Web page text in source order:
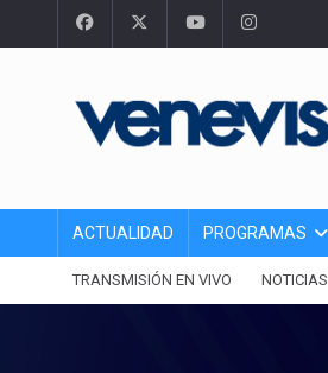
ACTUALIDAD PROGRAMAS
TRANSMISIÓN EN VIVO NOTICIAS